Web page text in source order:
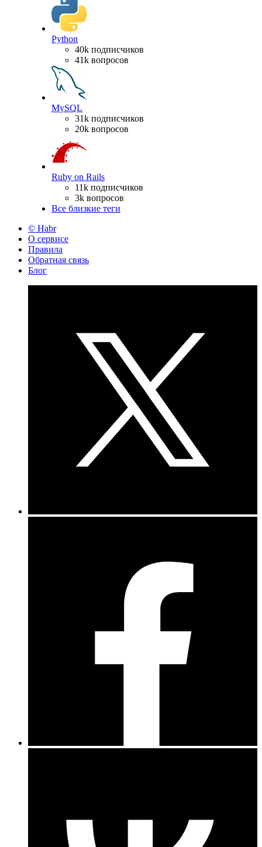
Python
40k подписчиков
41k вопросов
MySQL
31k подписчиков
20k вопросов
Ruby on Rails
11k подписчиков
3k вопросов
Все близкие теги
© Habr
О сервисе
Правила
Обратная связь
Блог